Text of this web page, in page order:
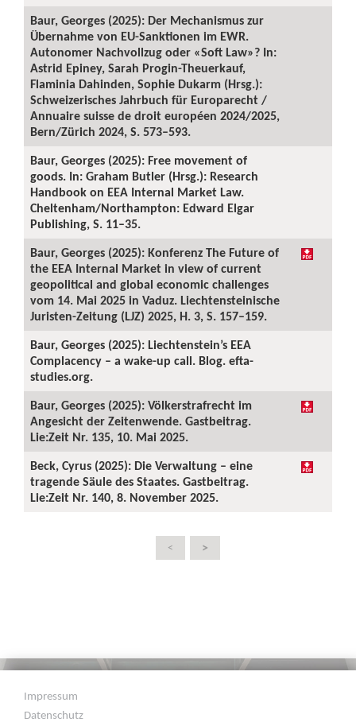
Baur, Georges (2025): Der Mechanismus zur
Übernahme von EU-Sanktionen im EWR.
Autonomer Nachvollzug oder «Soft Law»? In:
Astrid Epiney, Sarah Progin-Theuerkauf,
Flaminia Dahinden, Sophie Dukarm (Hrsg.):
Schweizerisches Jahrbuch für Europarecht /
Annuaire suisse de droit européen 2024/2025,
Bern/Zürich 2024, S. 573–593.
Baur, Georges (2025): Free movement of
goods. In: Graham Butler (Hrsg.): Research
Handbook on EEA Internal Market Law.
Cheltenham/Northampton: Edward Elgar
Publishing, S. 11–35.
Baur, Georges (2025): Konferenz The Future of
the EEA Internal Market in view of current
geopolitical and global economic challenges
vom 14. Mai 2025 in Vaduz. Liechtensteinische
Juristen-Zeitung (LJZ) 2025, H. 3, S. 157–159.
Baur, Georges (2025): Liechtenstein’s EEA
Complacency – a wake-up call. Blog. efta-
studies.org.
Baur, Georges (2025): Völkerstrafrecht im
Angesicht der Zeitenwende. Gastbeitrag.
Lie:Zeit Nr. 135, 10. Mai 2025.
Beck, Cyrus (2025): Die Verwaltung – eine
tragende Säule des Staates. Gastbeitrag.
Lie:Zeit Nr. 140, 8. November 2025.
< >
Impressum
Datenschutz